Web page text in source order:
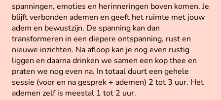
spanningen, emoties en herinneringen boven komen. Je
blijft verbonden ademen en geeft het ruimte met jouw
adem en bewustzijn. De spanning kan dan
transformeren in een diepere ontspanning, rust en
nieuwe inzichten. Na afloop kan je nog even rustig
liggen en daarna drinken we samen een kop thee en
praten we nog even na. In totaal duurt een gehele
sessie (voor en na gesprek + ademen) 2 tot 3 uur. Het
ademen zelf is meestal 1 tot 2 uur.